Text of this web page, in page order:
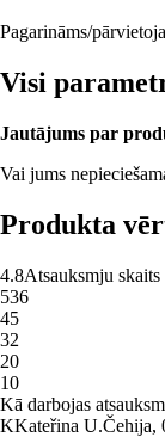
Pagarināms/
Visi
Jautājums par
Vai jums
Produkta
4.8Atsauksmju skaits
536
45
32
20
10
Kā darbojas
KKateřina U.Čehija,